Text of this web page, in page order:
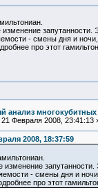
- смены дня и
про этот
анализ многокубитных
21 Февраля 2008, 23:41:13
2008, 18:37:59
изменение
- смены дня и
про этот